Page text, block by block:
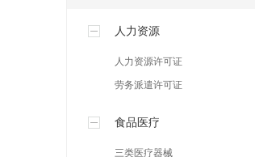
人力资源
人力资源许可证
劳务派遣许可证
食品医疗
三类医疗器械